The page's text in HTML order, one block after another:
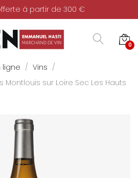
à partir de 300 €
0
ligne
Vins
Montlouis sur Loire Sec Les Hauts